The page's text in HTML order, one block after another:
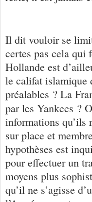
Il dit vouloir se
certes pas cela qui
Hollande est
le califat islamique
préalables ? La
par les Yankees ?
informations qu’ils
sur place et
hypothèses est
pour effectuer un
moyens plus
qu’il ne s’agisse